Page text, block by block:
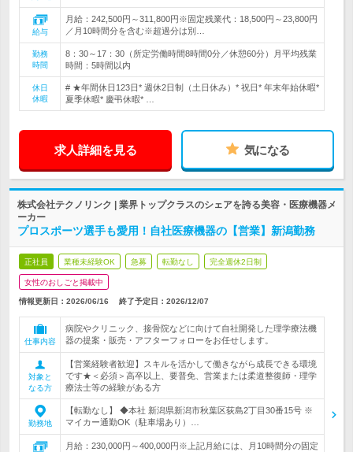
給与
月給：242,500円～311,800円※固定残業代：18,500円～23,800円
／月10時間分を含む※超過分は別…
勤務
時間
8：30～17：30（所定労働時間8時間0分／休憩60分）月平均残業
時間：5時間以内
休日
休暇
# ★年間休日123日* 週休2日制（土日休み）* 祝日* 年末年始休暇*
夏季休暇* 慶弔休暇* …
求人詳細を見る 気になる
株式会社テクノリンク | 業界トップクラスのシェアを誇る美容・医療機器メ
ーカー
プロスポーツ選手も愛用！自社医療機器の【営業】新潟勤務
正社員 業種未経験OK 急募 転勤なし 完全週休2日制
女性のおしごと掲載中
情報更新日：2026/06/16 終了予定日： 2026/12/07
仕事内容
病院やクリニック、接骨院などに向けて自社開発した理学療法機
器の提案・販売・アフターフォローをお任せします。
対象と
なる方
【営業経験者歓迎】スキルを活かして働きながら成長できる環境
です★＜必須＞高卒以上、要普免、営業または柔道整復師・理学
療法士等の経験がある方
勤務地
【転勤なし】 ◆本社 新潟県新潟市秋葉区荻島2丁目30番15号 ※
マイカー通勤OK（駐車場あり）…
月給：230,000円～400,000円※上記月給には、月10時間分の固定